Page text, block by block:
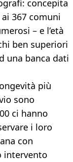
concepita
367 comuni
– e l’età
ben superiori
una banca dati
più
sono
ci hanno
i loro
con
intervento